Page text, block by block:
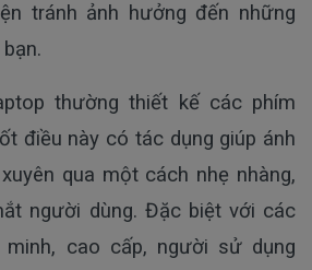
tránh ảnh hưởng đến những
thường thiết kế các phím
điều này có tác dụng giúp ánh
qua một cách nhẹ nhàng,
người dùng. Đặc biệt với các
cao cấp, người sử dụng